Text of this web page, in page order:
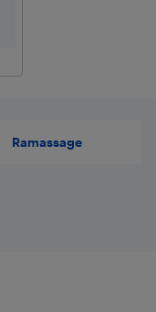
Ramassage